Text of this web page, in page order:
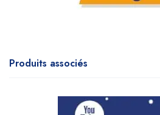
Produits associés